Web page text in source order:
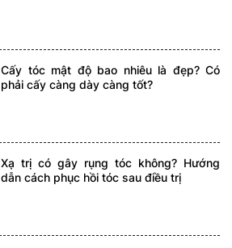
Cấy tóc mật độ bao nhiêu là đẹp? Có
phải cấy càng dày càng tốt?
Xạ trị có gây rụng tóc không? Hướng
dẫn cách phục hồi tóc sau điều trị